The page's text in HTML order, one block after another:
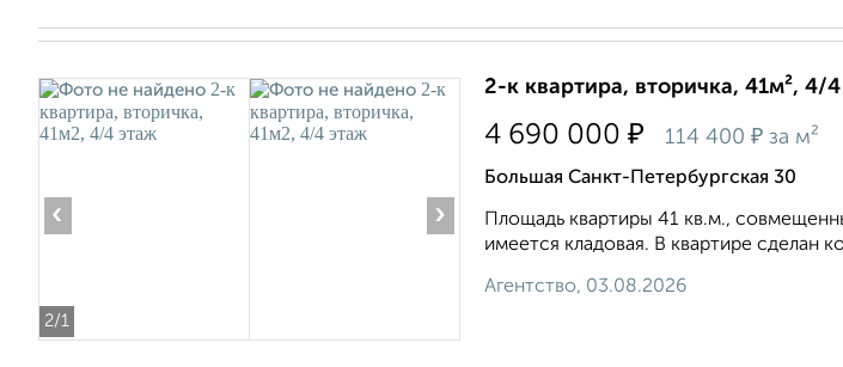
2/1
‹ ›
2-к квартира, вторичка, 41м², 4/
4 690 000 ₽ 114 400 ₽ за м²
Большая Санкт-Петербургская 30
Площадь квартиры 41 кв.м.,
имеется кладовая. В квартире сделан
Агентство, 03.08.2026